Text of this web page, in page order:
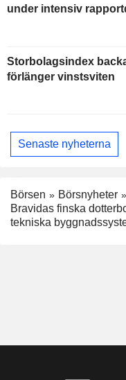
under intensiv
Storbolagsindex
förlänger vinstsviten
Senaste nyheterna
Börsen
Börsnyheter
Bravidas finska
tekniska